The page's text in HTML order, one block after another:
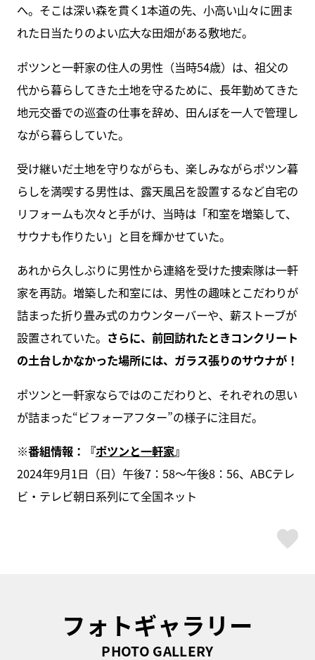
へ。そこは深い森を貫く1本道の先、小高い山々に囲ま
れた日当たりのよい広大な田畑がある敷地だ。
ポツンと一軒家の住人の男性（当時54歳）は、祖父の
代から暮らしてきた土地を守るために、長年勤めてきた
地元交番での巡査の仕事を辞め、田んぼを一人で管理し
ながら暮らしていた。
受け継いだ土地を守りながらも、楽しみながらポツン暮
らしを満喫する男性は、露天風呂を設置するなど自宅の
リフォームも次々と手がけ、当時は「和室を増築して、
サウナも作りたい」と目を輝かせていた。
あれから久しぶりに男性から連絡を受けた捜索隊は一軒
家を再訪。増築した和室には、男性の趣味とこだわりが
詰まった折り畳み式のカウンターバーや、薪ストーブが
設置されていた。 さらに、前回訪れたときコンクリート
の土台しかなかった場所には、ガラス張りのサウナが！
ポツンと一軒家ならではのこだわりと、それぞれの思い
が詰まった“ビフォーアフター”の様子に注目だ。
※番組情報：『ポツンと一軒家』
2024年9月1日（日）午後7：58～午後8：56、ABCテレ
ビ・テレビ朝日系列にて全国ネット
フォトギャラリー
PHOTO GALLERY